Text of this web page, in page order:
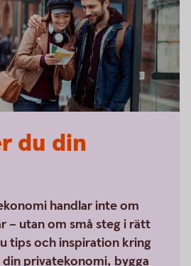
du din
handlar inte om
– utan om små steg i rätt
tips och inspiration kring
din privatekonomi, bygga